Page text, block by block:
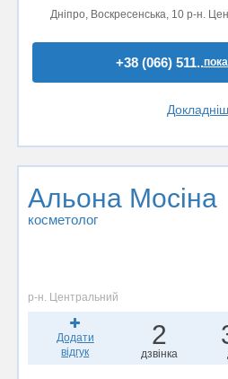
Дніпро, Воскресенська, 10 р-н.
+38 (066) 511..
Альона Мосіна
косметолог
р-н. Центральний
Додати
відгук
2
дзвінка